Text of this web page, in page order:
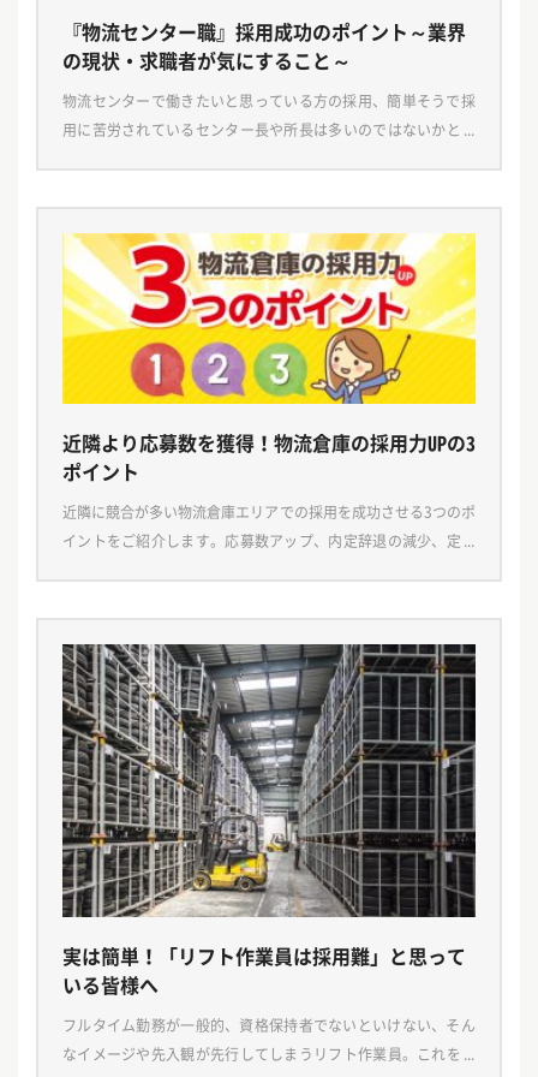
『物流センター職』採用成功のポイント～業界
の現状・求職者が気にすること～
物流センターで働きたいと思っている方の採用、簡単そうで採
用に苦労されているセンター長や所長は多いのではないかと思
近隣より応募数を獲得！物流倉庫の採用力UPの3
ポイント
近隣に競合が多い物流倉庫エリアでの採用を成功させる3つのポ
イントをご紹介します。応募数アップ、内定辞退の減少、定着
実は簡単！「リフト作業員は採用難」と思って
いる皆様へ
フルタイム勤務が一般的、資格保持者でないといけない、そん
なイメージや先入観が先行してしまうリフト作業員。これを読